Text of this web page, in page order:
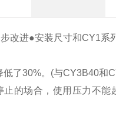
改进●安装尺寸和CY1系
了30%。(与CY3B40和
的场合，使用压力不